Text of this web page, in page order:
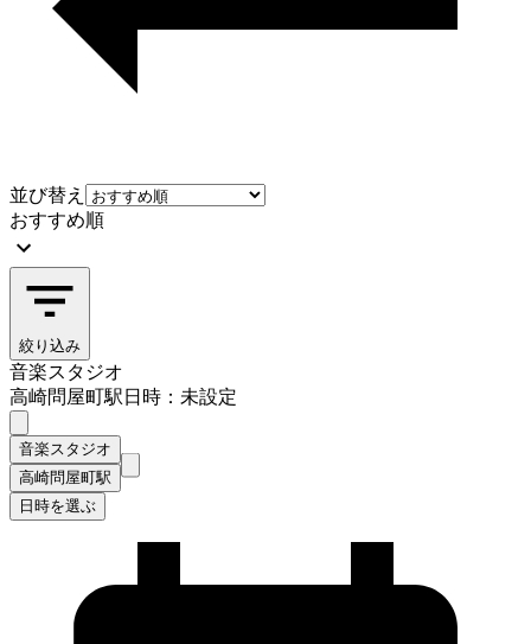
並び替え
おすすめ順
絞り込み
音楽スタジオ
高崎問屋町駅日時：未設定
音楽スタジオ
高崎問屋町駅
日時を選ぶ